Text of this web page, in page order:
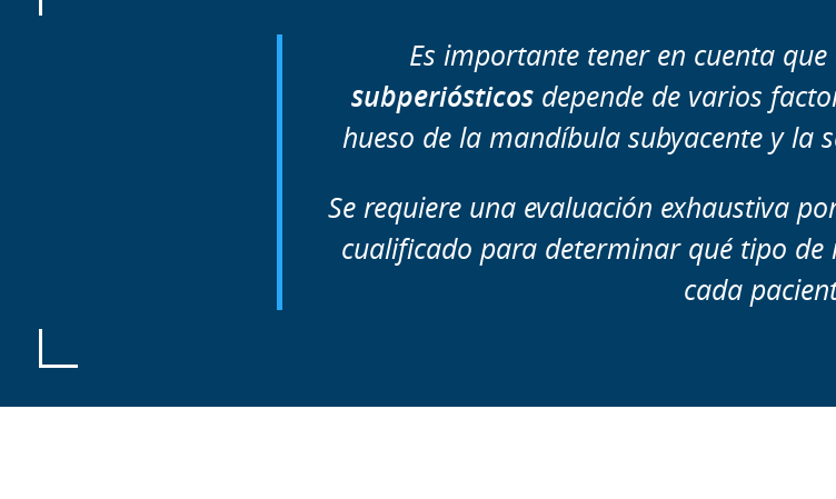
Es importante tener en cuenta
subperiósticos depende de varios
hueso de la mandíbula subyacente y la
Se requiere una evaluación exhaustiva
cualificado para determinar qué tipo
cada